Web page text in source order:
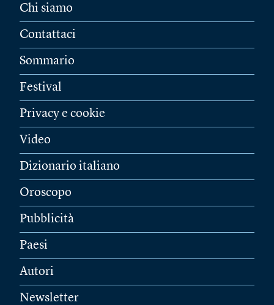
Chi siamo
Contattaci
Sommario
Festival
Privacy e cookie
Video
Dizionario italiano
Oroscopo
Pubblicità
Paesi
Autori
Newsletter